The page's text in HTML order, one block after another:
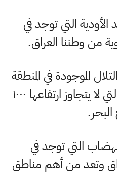
التي توجد في
من وطننا العراق.
الموجودة في المنطقة
لا يتجاوز ارتفاعها ۱۰۰۰
.
التي توجد في
وتعد من أهم مناطق